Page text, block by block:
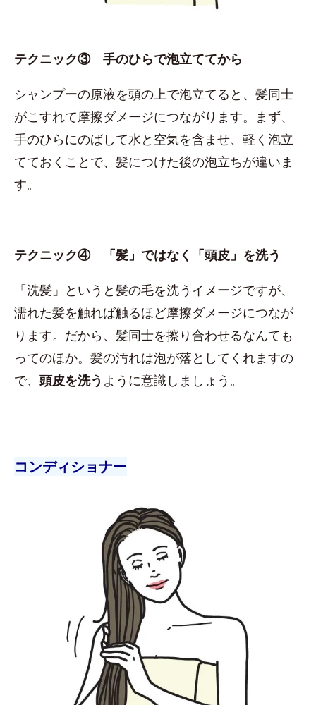
テクニック③ 手のひらで泡立ててから
シャンプーの原液を頭の上で泡立てると、髪同士
がこすれて摩擦ダメージにつながります。まず、
手のひらにのばして水と空気を含ませ、軽く泡立
てておくことで、髪につけた後の泡立ちが違いま
す。
テクニック④ 「髪」ではなく「頭皮」を洗う
「洗髪」というと髪の毛を洗うイメージですが、
濡れた髪を触れば触るほど摩擦ダメージにつなが
ります。だから、髪同士を擦り合わせるなんても
ってのほか。髪の汚れは泡が落としてくれますの
で、 頭皮を洗う ように意識しましょう。
コンディショナー